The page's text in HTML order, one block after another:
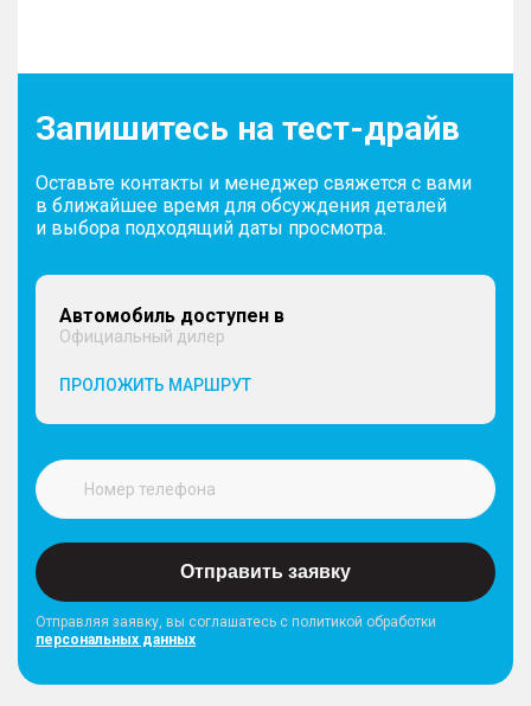
Запишитесь на тест-драйв
Оставьте контакты и менеджер свяжется с вами
в ближайшее время для обсуждения деталей
и выбора подходящий даты просмотра.
Автомобиль доступен в
Официальный дилер
ПРОЛОЖИТЬ МАРШРУТ
Отправить заявку
Отправляя заявку, вы соглашатесь с политикой обработки
персональных данных